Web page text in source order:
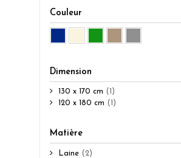
Couleur
Dimension
130 x 170 cm (1)
120 x 180 cm (1)
Matière
Laine (2)